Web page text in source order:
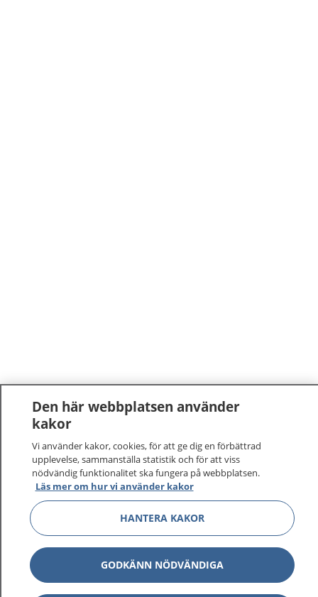
Den här webbplatsen använder
kakor
Vi använder kakor, cookies, för att ge dig en förbättrad
upplevelse, sammanställa statistik och för att viss
nödvändig funktionalitet ska fungera på webbplatsen.
Läs mer om hur vi använder kakor
HANTERA KAKOR
GODKÄNN NÖDVÄNDIGA